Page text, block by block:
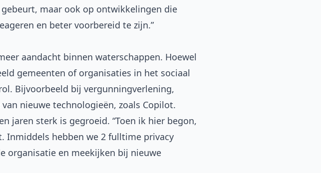
maar ook op ontwikkelingen die
en beter voorbereid te zijn.”
aandacht binnen waterschappen. Hoewel
gemeenten of organisaties in het sociaal
Bijvoorbeeld bij vergunningverlening,
nieuwe technologieën, zoals Copilot.
jaren sterk is gegroeid. “Toen ik hier begon,
Inmiddels hebben we 2 fulltime privacy
organisatie en meekijken bij nieuwe